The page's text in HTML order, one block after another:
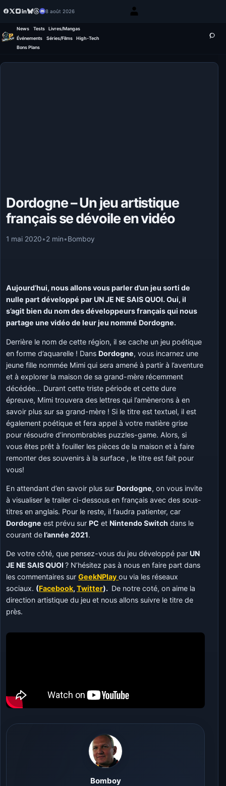
8 août 2026
News Tests
Livres/Mangas
Événements
Séries/Films
High-Tech
Bons Plans
Dordogne – Un jeu artistique
français se dévoile en vidéo
1 mai 2020•2 min•Bomboy
Aujourd’hui, nous allons vous parler d’un jeu sorti de
nulle part développé par UN JE NE SAIS QUOI. Oui, il
s’agit bien du nom des développeurs français qui nous
partage une vidéo de leur jeu nommé Dordogne.
Derrière le nom de cette région, il se cache un jeu poétique
en forme d’aquarelle ! Dans Dordogne, vous incarnez une
jeune fille nommée Mimi qui sera amené à partir à l’aventure
et à explorer la maison de sa grand-mère récemment
décédée… Durant cette triste période et cette dure
épreuve, Mimi trouvera des lettres qui l’amènerons à en
savoir plus sur sa grand-mère ! Si le titre est textuel, il est
également poétique et fera appel à votre matière grise
pour résoudre d’innombrables puzzles-game. Alors, si
vous êtes prêt à fouiller les pièces de la maison et à faire
remonter des souvenirs à la surface , le titre est fait pour
vous!
En attendant d’en savoir plus sur Dordogne, on vous invite
à visualiser le trailer ci-dessous en français avec des sous-
titres en anglais. Pour le reste, il faudra patienter, car
Dordogne est prévu sur PC et Nintendo Switch dans le
courant del’année 2021.
De votre côté, que pensez-vous du jeu développé par UN
JE NE SAIS QUOI? N’hésitez pas à nous en faire part dans
les commentaires surGeekNPlay ou via les réseaux
sociaux. (Facebook,Twitter). De notre coté, on aime la
direction artistique du jeu et nous allons suivre le titre de
près.
Bomboy